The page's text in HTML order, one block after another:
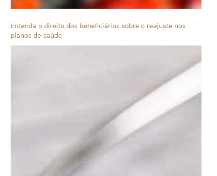
Entenda o direito dos beneficiários sobre o reajuste nos
planos de saúde